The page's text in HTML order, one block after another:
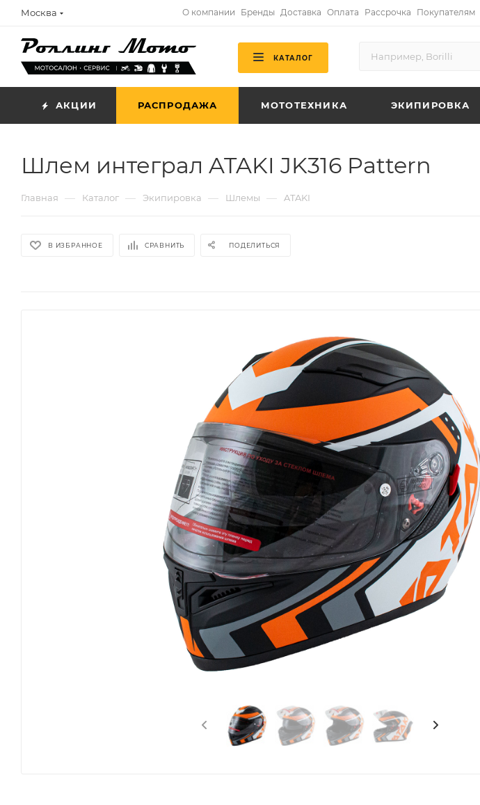
Москва О компании Бренды Доставка Оплата Рассрочка Покупателям
КАТАЛОГ
АКЦИИ РАСПРОДАЖА МОТОТЕХНИКА ЭКИПИРОВКА
Шлем интеграл ATAKI JK316 Pattern
Главная — Каталог — Экипировка — Шлемы — ATAKI
В ИЗБРАННОЕ СРАВНИТЬ ПОДЕЛИТЬСЯ